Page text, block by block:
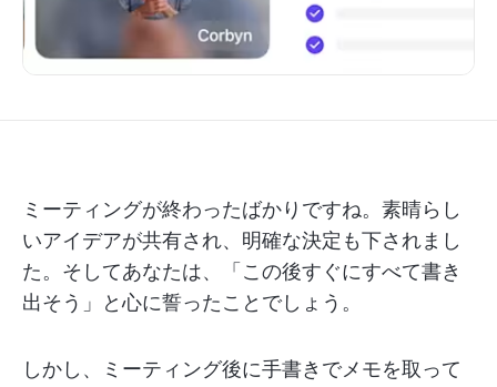
ミーティングが終わったばかりですね。素晴らし
いアイデアが共有され、明確な決定も下されまし
た。そしてあなたは、「この後すぐにすべて書き
出そう」と心に誓ったことでしょう。
しかし、ミーティング後に手書きでメモを取って